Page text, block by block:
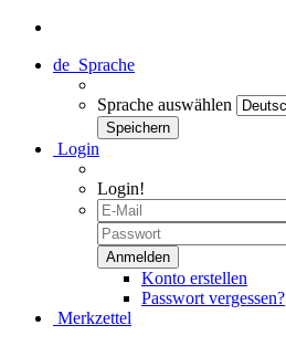
de Sprache
Sprache auswählen
Login
Login!
Konto erstellen
Passwort vergessen?
Merkzettel